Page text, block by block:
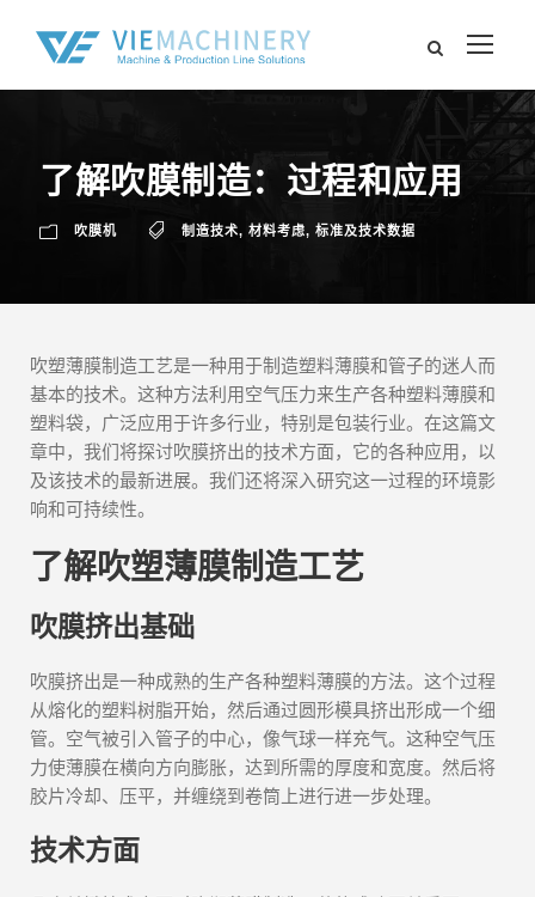
了解吹膜制造：过程和应用
吹膜机 制造技术, 材料考虑, 标准及技术数据
吹塑薄膜制造工艺是一种用于制造塑料薄膜和管子的迷人而
基本的技术。这种方法利用空气压力来生产各种塑料薄膜和
塑料袋，广泛应用于许多行业，特别是包装行业。在这篇文
章中，我们将探讨吹膜挤出的技术方面，它的各种应用，以
及该技术的最新进展。我们还将深入研究这一过程的环境影
响和可持续性。
了解吹塑薄膜制造工艺
吹膜挤出基础
吹膜挤出是一种成熟的生产各种塑料薄膜的方法。这个过程
从熔化的塑料树脂开始，然后通过圆形模具挤出形成一个细
管。空气被引入管子的中心，像气球一样充气。这种空气压
力使薄膜在横向方向膨胀，达到所需的厚度和宽度。然后将
胶片冷却、压平，并缠绕到卷筒上进行进一步处理。
技术方面